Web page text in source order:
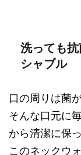
洗っても
シャブル
口の周りは菌
そんな口元に
から清潔に保
このネックウ